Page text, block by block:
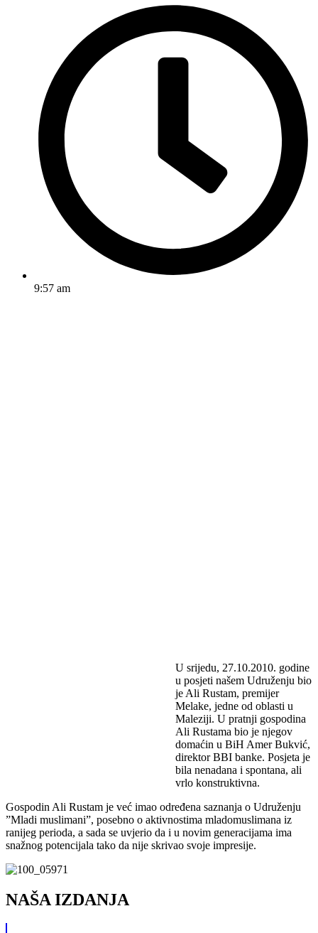
9:57 am
U srijedu, 27.10.2010. godine
u posjeti našem Udruženju bio
je Ali Rustam, premijer
Melake, jedne od oblasti u
Maleziji. U pratnji gospodina
Ali Rustama bio je njegov
domaćin u BiH Amer Bukvić,
direktor BBI banke. Posjeta je
bila nenadana i spontana, ali
vrlo konstruktivna.
Gospodin Ali Rustam je već imao određena saznanja o Udruženju
”Mladi muslimani”, posebno o aktivnostima mladomuslimana iz
ranijeg perioda, a sada se uvjerio da i u novim generacijama ima
snažnog potencijala tako da nije skrivao svoje impresije.
NAŠA IZDANJA